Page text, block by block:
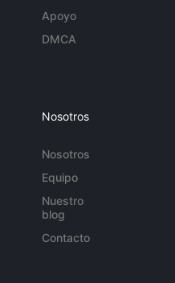
Apoyo
DMCA
Nosotros
Nosotros
Equipo
Nuestro
blog
Contacto